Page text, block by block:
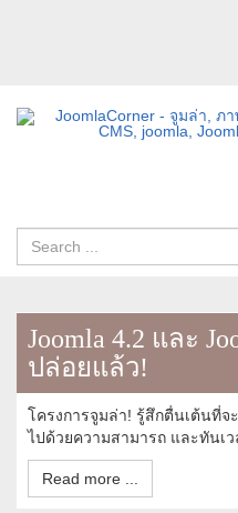
Joomla 4.2 และ
ปล่อยแล้ว!
โครงการจูมล่า! รู้สึกตื่นเต้นที่จ
ไปด้วยความสามารถ และทันเว
Read more ...